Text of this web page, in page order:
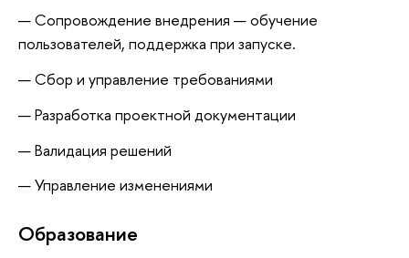
Сопровождение внедрения — обучение
пользователей, поддержка при запуске.
Сбор и управление требованиями
Разработка проектной документации
Валидация решений
Управление изменениями
Oбразование